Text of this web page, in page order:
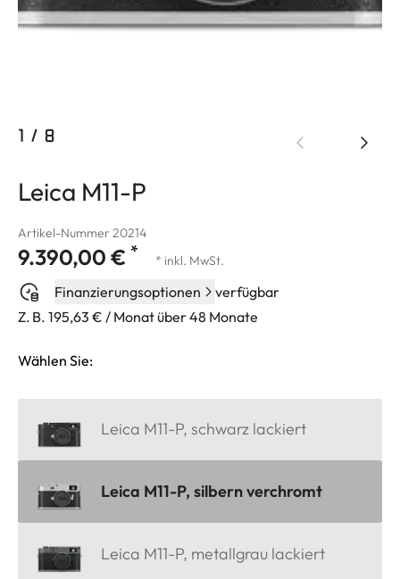
1 / 8
Leica M11-P
Artikel-Nummer 20214
9.390,00 € * * inkl. MwSt.
Finanzierungsoptionen
verfügbar
Z. B. 195,63 € / Monat über 48 Monate
Wählen Sie:
Leica M11-P, schwarz lackiert
Leica M11-P, silbern verchromt
Leica M11-P, metallgrau lackiert